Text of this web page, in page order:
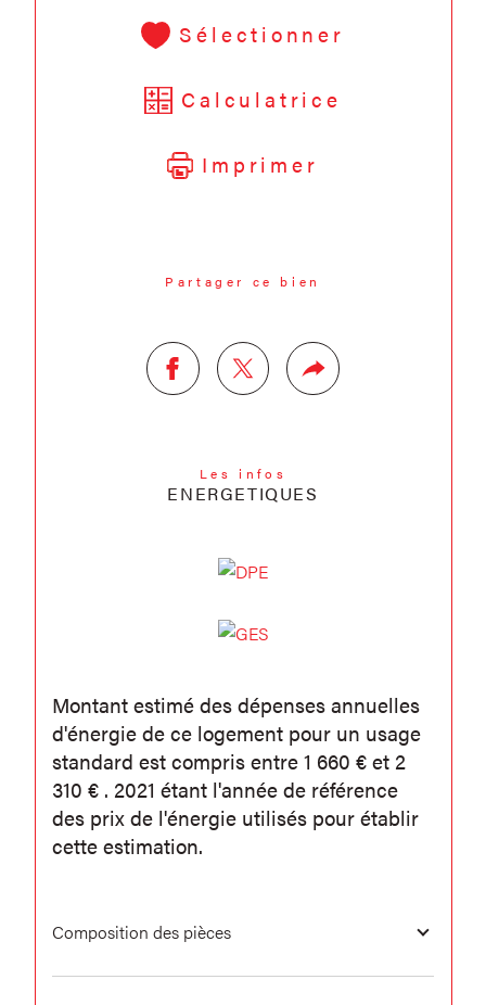
Sélectionner
Calculatrice
Imprimer
Partager ce bien
Les infos
ENERGETIQUES
Montant estimé des dépenses annuelles
d'énergie de ce logement pour un usage
standard est compris entre 1 660 € et 2
310 € . 2021 étant l'année de référence
des prix de l'énergie utilisés pour établir
cette estimation.
Composition des pièces